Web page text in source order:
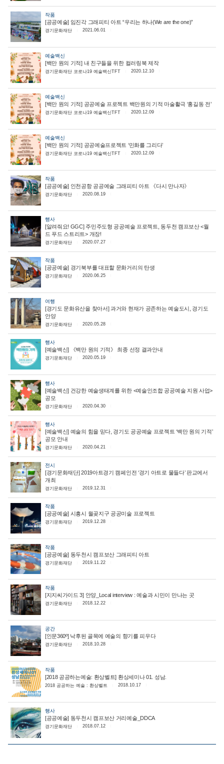
작품
[공공예술] 임진각 그래피티 아트 “우리는 하나(We are the one)”
경기문화재단 2021.06.01
예술백신
[백만 원의 기적] 내 친구들을 위한 컬러링북 제작
경기문화재단 코로나19 예술백신TFT 2020.12.10
예술백신
[백만 원의 기적] 공공예술 프로젝트 백만원의 기적 마술활극 ‘홍길동 전’
경기문화재단 코로나19 예술백신TFT 2020.12.09
예술백신
[백만 원의 기적] 공공예술프로젝트 ‘민화를 그리다’
경기문화재단 코로나19 예술백신TFT 2020.12.09
작품
[공공예술] 인천공항 공공예술 그래피티 아트 《다시 만나자》
경기문화재단 2020.08.19
행사
[알려줘요! GGC] 주민주도형 공공예술 프로젝트, 동두천 캠프보산 <월
드 푸드 스트리트> 개장!
경기문화재단 2020.07.27
작품
[공공예술] 경기북부를 대표할 문화거리의 탄생
경기문화재단 2020.06.25
여행
[경기도 문화유산을 찾아서] 과거와 현재가 공존하는 예술도시, 경기도
안양
경기문화재단 2020.05.28
행사
[예술백신] 《백만 원의 기적》 최종 선정 결과안내
경기문화재단 2020.05.19
행사
[예술백신] 건강한 예술생태계를 위한 <예술인조합 공공예술 지원 사업>
공모
경기문화재단 2020.04.30
행사
[예술백신] 예술의 힘을 믿다, 경기도 공공예술 프로젝트 ‘백만 원의 기적’
공모 안내
경기문화재단 2020.04.21
전시
[경기문화재단] 2019아트경기 캠페인전 ‘경기 아트로 물들다’ 판교에서
개최
경기문화재단 2019.12.31
작품
[공공예술] 시흥시 월곶지구 공공미술 프로젝트
경기문화재단 2019.12.28
작품
[공공예술] 동두천시 캠프보산 그래피티 아트
경기문화재단 2019.11.22
작품
[지지씨가이드 3] 안양_Local interview : 예술과 시민이 만나는 곳
경기문화재단 2018.12.22
공간
[인문360º] 낙후된 골목에 예술의 향기를 피우다
경기문화재단 2018.10.28
작품
[2018 공공하는예술: 환상벨트] 환상세미나 01. 성남.
2018 공공하는 예술 : 환상벨트 2018.10.17
행사
[공공예술] 동두천시 캠프보산 거리예술_DDCA
경기문화재단 2018.07.12